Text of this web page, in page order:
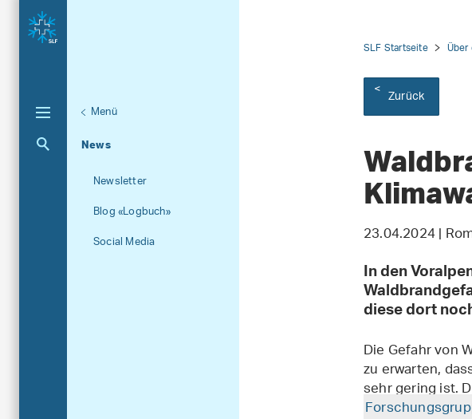
Unternavigation
Menü
News
Aktuelle Navigation
Newsletter
Blog «Logbuch»
Social Media
SLF Startseite
Zurück
23.04.2024 |
In den
diese dort
Die Gefahr von
zu erwarten,
sehr gering ist.